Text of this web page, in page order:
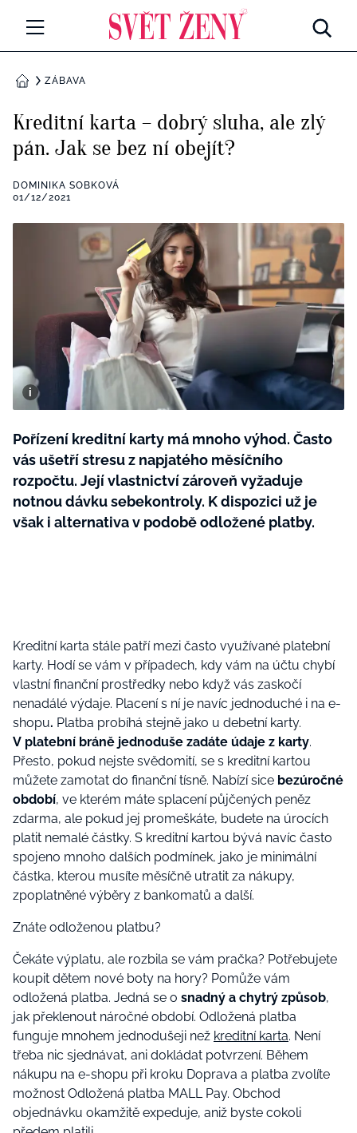
Všechny kategorie
RETROHUBKY
PSYCHOLOGIE
Všechny kategorie
Seberozvoj
Všechny kategorie
Životní styl
Všechny kategorie
Testy a kvízy
BYDLENÍ
Všechny kategorie
Tvoření
Rady a tipy
BurdaMedia
Extra
SVĚT ŽENY - 599 KČ
ROČNÍ PŘEDPLATNÉ SVĚT ŽENY +
SADA PRODUKTŮ MANA (10 ks)
DOMŮZÁBAVA
Kreditní karta – dobrý sluha, ale zlý
pán. Jak se bez ní obejít?
DOMINIKA SOBKOVÁ
01/12/2021
Pořízení kreditní karty má mnoho výhod. Často
vás ušetří stresu z napjatého měsíčního
rozpočtu. Její vlastnictví zároveň vyžaduje
notnou dávku sebekontroly. K dispozici už je
však i alternativa v podobě odložené platby.
Kreditní karta stále patří mezi často využívané platební
karty. Hodí se vám v případech, kdy vám na účtu chybí
vlastní finanční prostředky nebo když vás zaskočí
nenadálé výdaje. Placení s ní je navíc jednoduché i na e-
shopu. Platba probíhá stejně jako u debetní karty.
V platební bráně jednoduše zadáte údaje z karty.
Přesto, pokud nejste svědomití, se s kreditní kartou
můžete zamotat do finanční tísně. Nabízí sice bezúročné
období, ve kterém máte splacení půjčených peněz
zdarma, ale pokud jej promeškáte, budete na úrocích
platit nemalé částky. S kreditní kartou bývá navíc často
spojeno mnoho dalších podmínek, jako je minimální
částka, kterou musíte měsíčně utratit za nákupy,
zpoplatněné výběry z bankomatů a další.
Znáte odloženou platbu?
Čekáte výplatu, ale rozbila se vám pračka? Potřebujete
koupit dětem nové boty na hory? Pomůže vám
odložená platba. Jedná se o snadný a chytrý způsob,
jak překlenout náročné období. Odložená platba
funguje mnohem jednodušeji než kreditní karta. Není
třeba nic sjednávat, ani dokládat potvrzení. Během
nákupu na e-shopu při kroku Doprava a platba zvolíte
možnost Odložená platba MALL Pay. Obchod
objednávku okamžitě expeduje, aniž byste cokoli